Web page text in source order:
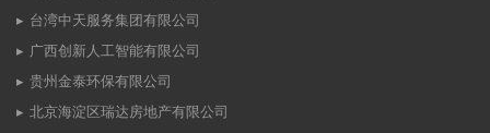
台湾中天服务集团有限公司
广西创新人工智能有限公司
贵州金泰环保有限公司
北京海淀区瑞达房地产有限公司